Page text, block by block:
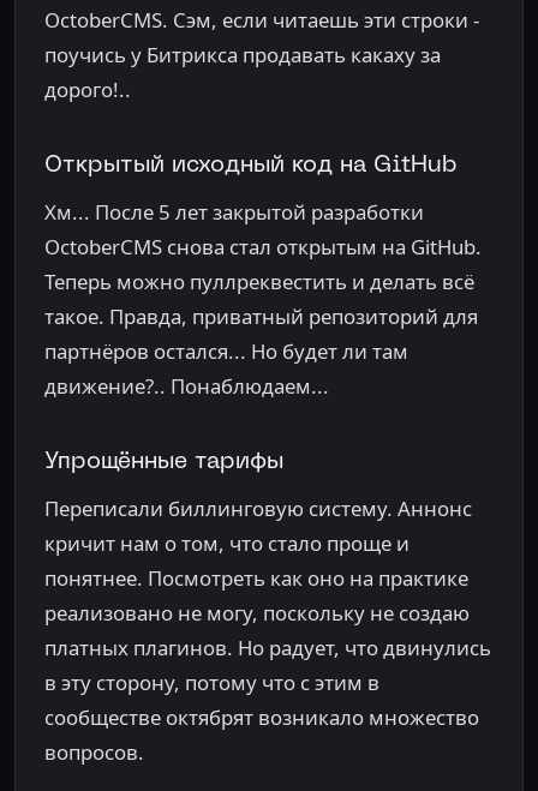
OctoberCMS. Сэм, если читаешь эти строки -
поучись у Битрикса продавать какаху за
дорого!..
Открытый исходный код на GitHub
Хм... После 5 лет закрытой разработки
OctoberCMS снова стал открытым на GitHub.
Теперь можно пуллреквестить и делать всё
такое. Правда, приватный репозиторий для
партнёров остался... Но будет ли там
движение?.. Понаблюдаем...
Упрощённые тарифы
Переписали биллинговую систему. Аннонс
кричит нам о том, что стало проще и
понятнее. Посмотреть как оно на практике
реализовано не могу, поскольку не создаю
платных плагинов. Но радует, что двинулись
в эту сторону, потому что с этим в
сообществе октябрят возникало множество
вопросов.